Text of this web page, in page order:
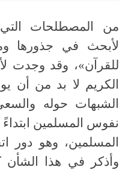
من المصطلحات التي
لأبحث في جذورها
للقرآن»، وقد وجدت
الكريم لا بد من أن
الشبهات حوله
نفوس المسلمين
المسلمين، وهو دور
وأذكر في هذا الشأن